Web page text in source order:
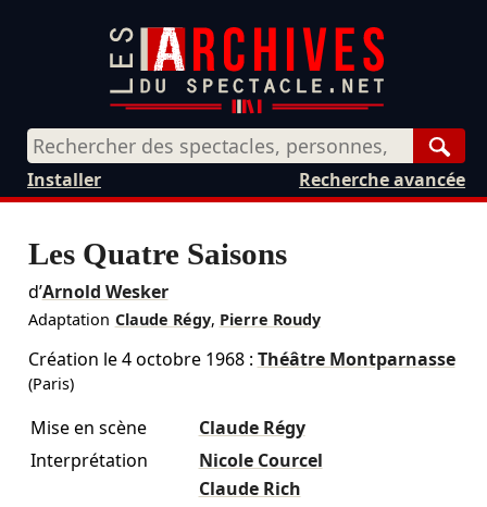
Recherche avancée
Installer
Les Quatre Saisons
d’Arnold Wesker
Adaptation Claude Régy, Pierre Roudy
Création le4 octobre 1968: Théâtre Montparnasse
(Paris)
Mise en scène
Claude Régy
Interprétation
Nicole Courcel
Claude Rich